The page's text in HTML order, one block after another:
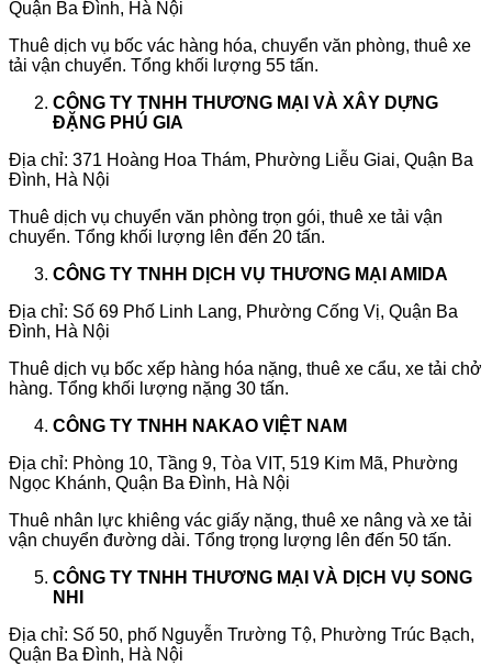
Quận Ba Đình, Hà Nội
Thuê dịch vụ bốc vác hàng hóa, chuyển văn phòng, thuê xe
tải vận chuyển. Tổng khối lượng 55 tấn.
CÔNG TY TNHH THƯƠNG MẠI VÀ XÂY DỰNG
ĐẶNG PHÚ GIA
Địa chỉ: 371 Hoàng Hoa Thám, Phường Liễu Giai, Quận Ba
Đình, Hà Nội
Thuê dịch vụ chuyển văn phòng trọn gói, thuê xe tải vận
chuyển. Tổng khối lượng lên đến 20 tấn.
CÔNG TY TNHH DỊCH VỤ THƯƠNG MẠI AMIDA
Địa chỉ: Số 69 Phố Linh Lang, Phường Cống Vị, Quận Ba
Đình, Hà Nội
Thuê dịch vụ bốc xếp hàng hóa nặng, thuê xe cẩu, xe tải chở
hàng. Tổng khối lượng nặng 30 tấn.
CÔNG TY TNHH NAKAO VIỆT NAM
Địa chỉ: Phòng 10, Tầng 9, Tòa VIT, 519 Kim Mã, Phường
Ngọc Khánh, Quận Ba Đình, Hà Nội
Thuê nhân lực khiêng vác giấy nặng, thuê xe nâng và xe tải
vận chuyển đường dài. Tổng trọng lượng lên đến 50 tấn.
CÔNG TY TNHH THƯƠNG MẠI VÀ DỊCH VỤ SONG
NHI
Địa chỉ: Số 50, phố Nguyễn Trường Tộ, Phường Trúc Bạch,
Quận Ba Đình, Hà Nội